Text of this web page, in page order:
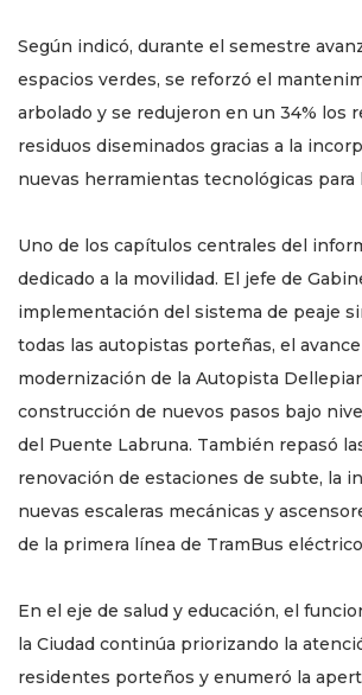
Según indicó, durante el semestre
espacios verdes, se reforzó el
arbolado y se redujeron en un 34% los
residuos diseminados gracias a la
nuevas herramientas tecnológicas para
Uno de los capítulos centrales del
dedicado a la movilidad. El jefe de
implementación del sistema de peaje
todas las autopistas porteñas, el
modernización de la Autopista
construcción de nuevos pasos bajo
del Puente Labruna. También repasó
renovación de estaciones de subte, la
nuevas escaleras mecánicas y
de la primera línea de TramBus
En el eje de salud y educación, el
la Ciudad continúa priorizando la
residentes porteños y enumeró la